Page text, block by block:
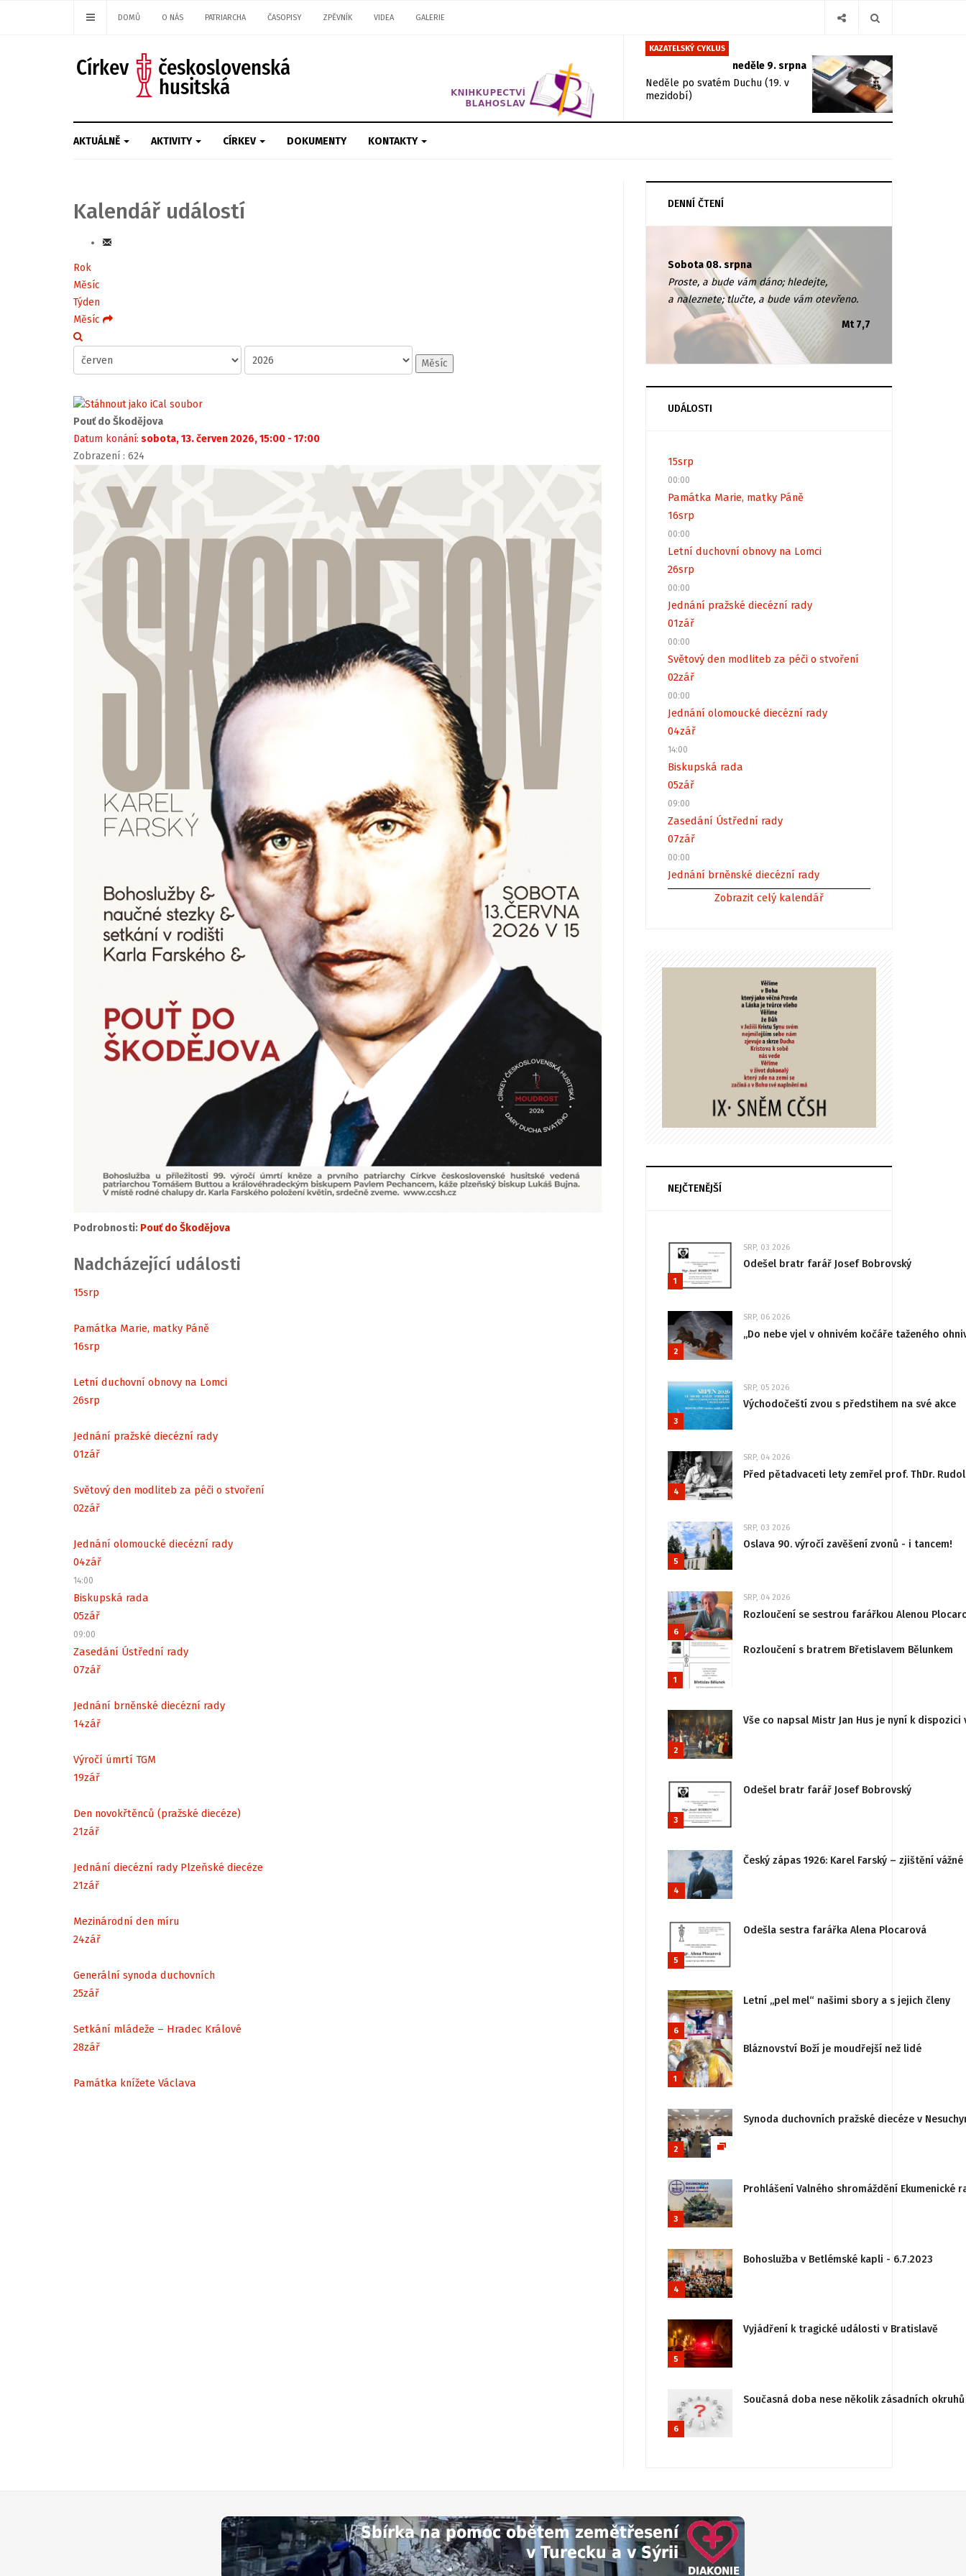
DOMŮ O NÁS PATRIARCHA ČASOPISY ZPĚVNÍK VIDEA GALERIE
KAZATELSKÝ CYKLUS
neděle 9. srpna
Neděle po svatém Duchu (19. v
mezidobí)
AKTUÁLNĚ AKTIVITY CÍRKEV DOKUMENTY KONTAKTY
Kalendář událostí
Rok
Měsíc
Týden
Měsíc
Měsíc
Pouť do Škodějova
Datum konání: sobota, 13. červen 2026, 15:00 - 17:00
Zobrazení : 624
Podrobnosti: Pouť do Škodějova
Nadcházející události
15srp
Památka Marie, matky Páně
16srp
Letní duchovní obnovy na Lomci
26srp
Jednání pražské diecézní rady
01zář
Světový den modliteb za péči o stvoření
02zář
Jednání olomoucké diecézní rady
04zář
14:00
Biskupská rada
05zář
09:00
Zasedání Ústřední rady
07zář
Jednání brněnské diecézní rady
14zář
Výročí úmrtí TGM
19zář
Den novokřtěnců (pražské diecéze)
21zář
Jednání diecézní rady Plzeňské diecéze
21zář
Mezinárodní den míru
24zář
Generální synoda duchovních
25zář
Setkání mládeže – Hradec Králové
28zář
Památka knížete Václava
DENNÍ ČTENÍ
Sobota 08. srpna
Proste, a bude vám dáno; hledejte,
a naleznete; tlučte, a bude vám otevřeno.
Mt 7,7
UDÁLOSTI
15srp
00:00
Památka Marie, matky Páně
16srp
00:00
Letní duchovní obnovy na Lomci
26srp
00:00
Jednání pražské diecézní rady
01zář
00:00
Světový den modliteb za péči o stvoření
02zář
00:00
Jednání olomoucké diecézní rady
04zář
14:00
Biskupská rada
05zář
09:00
Zasedání Ústřední rady
07zář
00:00
Jednání brněnské diecézní rady
Zobrazit celý kalendář
NEJČTENĚJŠÍ
1
SRP, 03 2026
Odešel bratr farář Josef Bobrovský
2
SRP, 06 2026
„Do nebe vjel v ohnivém kočáře taženého
3
SRP, 05 2026
Východočeští zvou s předstihem na své akce
4
SRP, 04 2026
Před pětadvaceti lety zemřel prof. ThDr.
5
SRP, 03 2026
Oslava 90. výročí zavěšení zvonů - i tancem!
6
SRP, 04 2026
Rozloučení se sestrou farářkou Alenou
1
Rozloučení s bratrem Břetislavem Bělunkem
2
Vše co napsal Mistr Jan Hus je nyní k
3
Odešel bratr farář Josef Bobrovský
4
Český zápas 1926: Karel Farský – zjištění
5
Odešla sestra farářka Alena Plocarová
6
Letní „pel mel“ našimi sbory a s jejich členy
1
Bláznovství Boží je moudřejší než lidé
2
Synoda duchovních pražské diecéze v
3
Prohlášení Valného shromáždění
4
Bohoslužba v Betlémské kapli - 6.7.2023
5
Vyjádření k tragické události v Bratislavě
6
Současná doba nese několik zásadních